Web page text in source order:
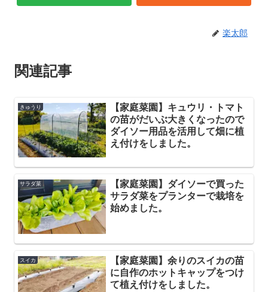
楽太郎
関連記事
きゅうり
【家庭菜園】キュウリ・トマト
の苗がだいぶ大きくなったので
ダイソー用品を活用して畑に植
え付けをしました。
サラダ菜
【家庭菜園】ダイソーで買った
サラダ菜をプランターで栽培を
始めました。
スイカ
【家庭菜園】余りのスイカの苗
に自作のホットキャップをつけ
て植え付けをしました。